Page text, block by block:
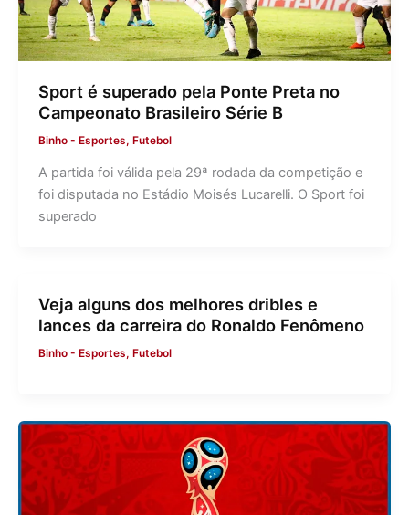
Sport é superado pela Ponte Preta no
Campeonato Brasileiro Série B
Binho - Esportes, Futebol
A partida foi válida pela 29ª rodada da competição e
foi disputada no Estádio Moisés Lucarelli. O Sport foi
superado
Veja alguns dos melhores dribles e
lances da carreira do Ronaldo Fenômeno
Binho - Esportes, Futebol